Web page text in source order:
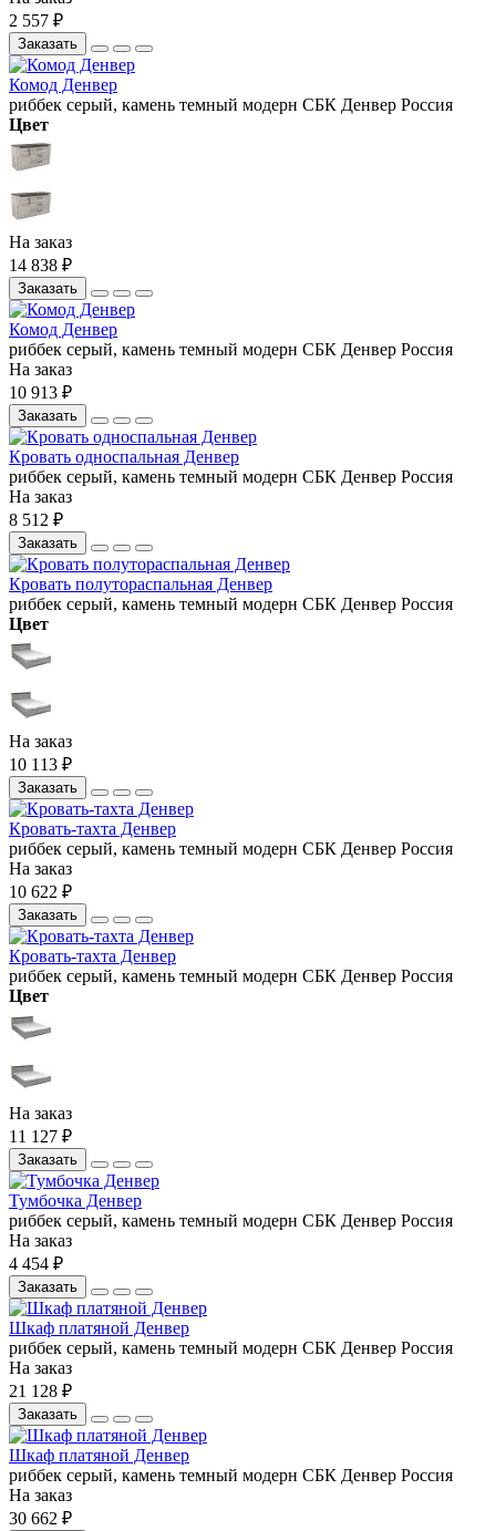
2 557 ₽
Заказать
Комод Денвер
риббек серый, камень темный модерн СБК Денвер Россия
Цвет
На заказ
14 838 ₽
Заказать
Комод Денвер
риббек серый, камень темный модерн СБК Денвер Россия
На заказ
10 913 ₽
Заказать
Кровать односпальная Денвер
риббек серый, камень темный модерн СБК Денвер Россия
На заказ
8 512 ₽
Заказать
Кровать полутораспальная Денвер
риббек серый, камень темный модерн СБК Денвер Россия
Цвет
На заказ
10 113 ₽
Заказать
Кровать-тахта Денвер
риббек серый, камень темный модерн СБК Денвер Россия
На заказ
10 622 ₽
Заказать
Кровать-тахта Денвер
риббек серый, камень темный модерн СБК Денвер Россия
Цвет
На заказ
11 127 ₽
Заказать
Тумбочка Денвер
риббек серый, камень темный модерн СБК Денвер Россия
На заказ
4 454 ₽
Заказать
Шкаф платяной Денвер
риббек серый, камень темный модерн СБК Денвер Россия
На заказ
21 128 ₽
Заказать
Шкаф платяной Денвер
риббек серый, камень темный модерн СБК Денвер Россия
На заказ
30 662 ₽